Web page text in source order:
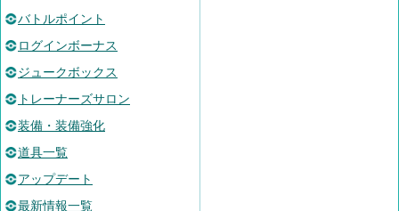
バトルポイント
ログインボーナス
ジュークボックス
トレーナーズサロン
装備・装備強化
道具一覧
アップデート
最新情報一覧